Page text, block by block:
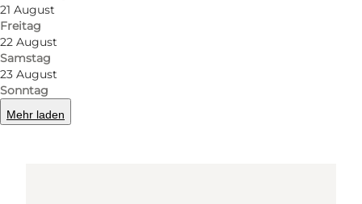
21 August
Freitag
22 August
Samstag
23 August
Sonntag
Mehr laden